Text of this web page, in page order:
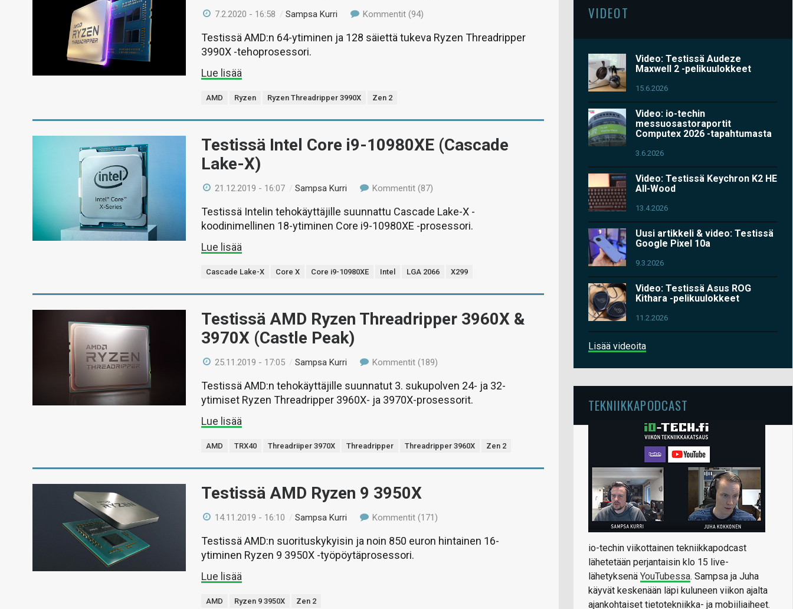
7.2.2020 - 16:58 /Sampsa Kurri Kommentit (94)
Testissä AMD:n 64-ytiminen ja 128 säiettä tukeva Ryzen Threadripper
3990X -tehoprosessori.
Lue lisää
AMD Ryzen Ryzen Threadripper 3990X Zen 2
Testissä Intel Core i9-10980XE (Cascade
Lake-X)
21.12.2019 - 16:07 /Sampsa Kurri Kommentit (87)
Testissä Intelin tehokäyttäjille suunnattu Cascade Lake-X -
koodinimellinen 18-ytiminen Core i9-10980XE -prosessori.
Lue lisää
Cascade Lake-X Core X Core i9-10980XE Intel LGA 2066 X299
Testissä AMD Ryzen Threadripper 3960X &
3970X (Castle Peak)
25.11.2019 - 17:05 /Sampsa Kurri Kommentit (189)
Testissä AMD:n tehokäyttäjille suunnatut 3. sukupolven 24- ja 32-
ytimiset Ryzen Threadripper 3960X- ja 3970X-prosessorit.
Lue lisää
AMD TRX40 Threadriiper 3970X Threadripper Threadripper 3960X Zen 2
Testissä AMD Ryzen 9 3950X
14.11.2019 - 16:10 /Sampsa Kurri Kommentit (171)
Testissä AMD:n suorituskykyisin ja noin 850 euron hintainen 16-
ytiminen Ryzen 9 3950X -työpöytäprosessori.
Lue lisää
AMD Ryzen 9 3950X Zen 2
VIDEOT
Video: Testissä Audeze
Maxwell 2 -pelikuulokkeet
15.6.2026
Video: io-techin
messuosastoraportit
Computex 2026 -tapahtumasta
3.6.2026
Video: Testissä Keychron K2 HE
All-Wood
13.4.2026
Uusi artikkeli & video: Testissä
Google Pixel 10a
9.3.2026
Video: Testissä Asus ROG
Kithara -pelikuulokkeet
11.2.2026
Lisää videoita
TEKNIIKKAPODCAST
io-techin viikottainen tekniikkapodcast
lähetetään perjantaisin klo 15 live-
lähetyksenä YouTubessa. Sampsa ja Juha
käyvät keskenään läpi kuluneen viikon ajalta
ajankohtaiset tietotekniikka- ja mobiiliaiheet.